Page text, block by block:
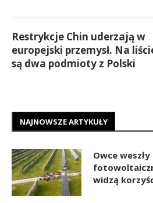
Restrykcje Chin uderzają w
europejski przemysł. Na
są dwa podmioty z Polski
NAJNOWSZE ARTYKUŁY
Owce
widzą